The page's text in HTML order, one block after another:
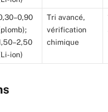
ion)
Tri avancé,
vérification
chimique